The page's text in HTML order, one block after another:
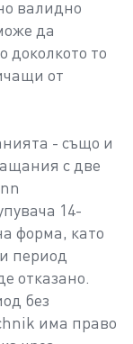
валидно
да
то
от
- също и
с две
14-
форма, като
период
отказано.
без
има право